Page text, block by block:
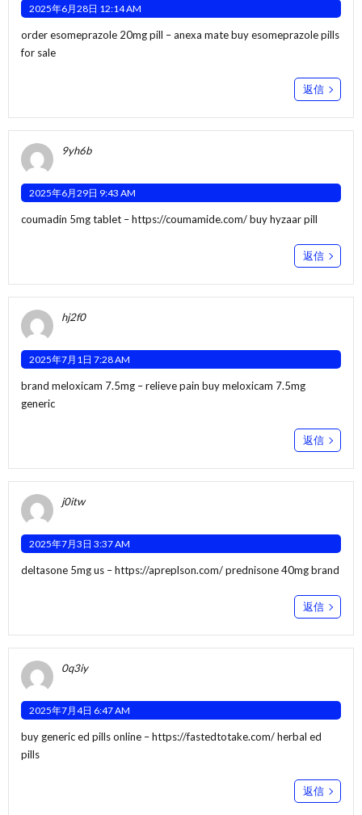
2025年6月28日 12:14 AM
order esomeprazole 20mg pill –anexa matebuy esomeprazole pills
for sale
返信
9yh6b
2025年6月29日 9:43 AM
coumadin 5mg tablet –https://coumamide.com/buy hyzaar pill
返信
hj2f0
2025年7月1日 7:28 AM
brand meloxicam 7.5mg –relieve pain buy meloxicam 7.5mg
generic
返信
j0itw
2025年7月3日 3:37 AM
deltasone 5mg us –https://apreplson.com/prednisone 40mg brand
返信
0q3iy
2025年7月4日 6:47 AM
buy generic ed pills online –https://fastedtotake.com/herbal ed
pills
返信